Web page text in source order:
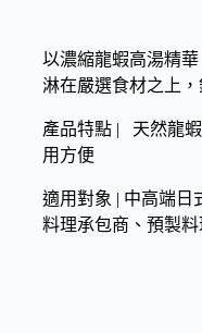
以濃縮龍蝦高湯精
淋在嚴選食材之上
產品特點 | 天然龍
用方便
適用對象 | 中高端日
料理承包商、預製